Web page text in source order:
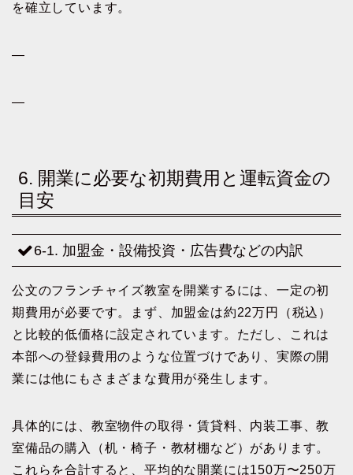
を確立しています。
—
—
6. 開業に必要な初期費用と運転資金の
目安
6-1. 加盟金・設備投資・広告費などの内訳
公文のフランチャイズ教室を開業するには、一定の初
期費用が必要です。まず、加盟金は約22万円（税込）
と比較的低価格に設定されています。ただし、これは
本部への登録費用のような位置づけであり、実際の開
業には他にもさまざまな費用が発生します。
具体的には、教室物件の取得・賃貸料、内装工事、教
室備品の購入（机・椅子・教材棚など）があります。
これらを合計すると、平均的な開業には150万〜250万